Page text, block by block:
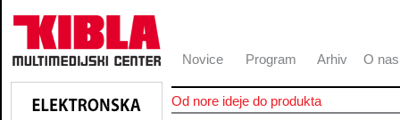
Novice Program Arhiv O nas
Od nore ideje do produkta